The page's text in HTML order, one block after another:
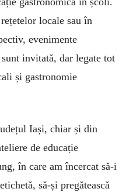
locale sau în
evenimente
invitată, dar legate tot
și gastronomie
Iași, chiar și din
de educație
în care am încercat să-i
să-și pregătească